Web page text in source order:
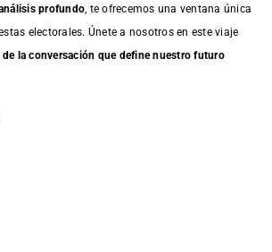
profundo, te ofrecemos una ventana única
electorales. Únete a nosotros en este viaje
de la conversación que define nuestro futuro